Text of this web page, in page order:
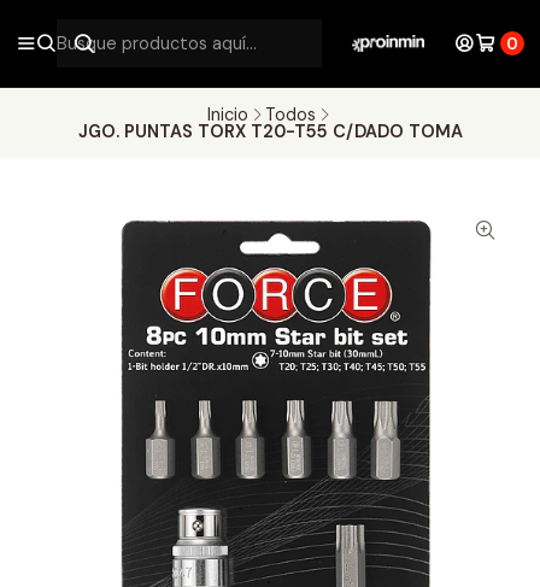
0
Inicio
Todos
JGO. PUNTAS TORX T20-T55 C/DADO TOMA